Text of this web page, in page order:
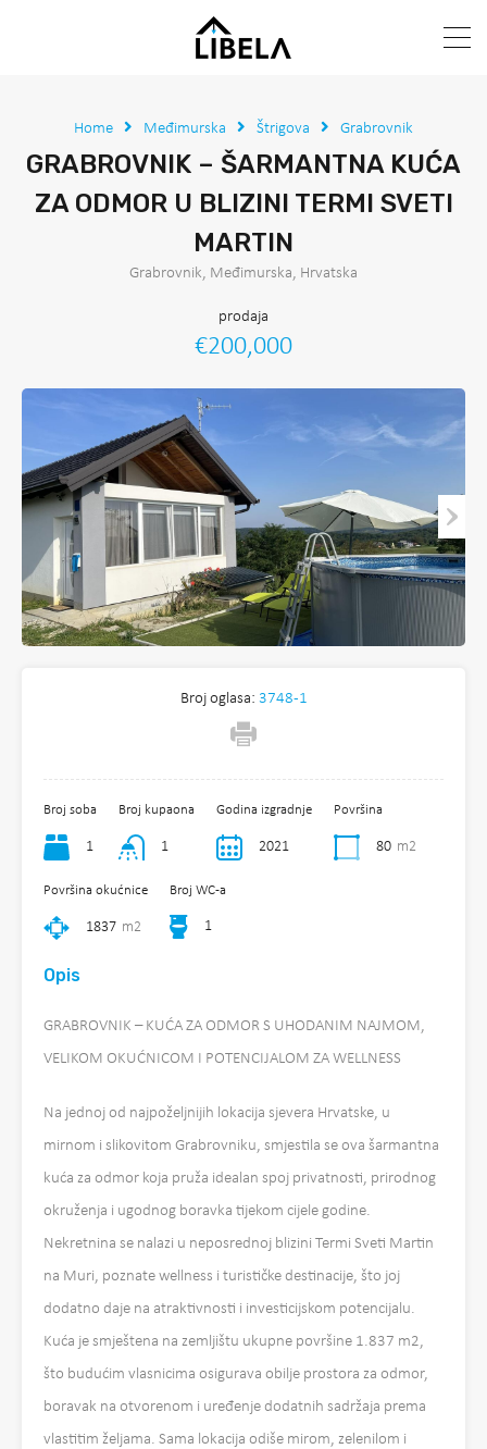
Home Međimurska Štrigova Grabrovnik
GRABROVNIK – ŠARMANTNA KUĆA
ZA ODMOR U BLIZINI TERMI SVETI
MARTIN
Grabrovnik, Međimurska, Hrvatska
prodaja
€200,000
Broj oglasa: 3748-1
Broj soba
1
Broj kupaona
1
Godina izgradnje
2021
Površina
80 m2
Površina okućnice
1837 m2
Broj WC-a
1
Opis
GRABROVNIK – KUĆA ZA ODMOR S UHODANIM NAJMOM,
VELIKOM OKUĆNICOM I POTENCIJALOM ZA WELLNESS
Na jednoj od najpoželjnijih lokacija sjevera Hrvatske, u
mirnom i slikovitom Grabrovniku, smjestila se ova šarmantna
kuća za odmor koja pruža idealan spoj privatnosti, prirodnog
okruženja i ugodnog boravka tijekom cijele godine.
Nekretnina se nalazi u neposrednoj blizini Termi Sveti Martin
na Muri, poznate wellness i turističke destinacije, što joj
dodatno daje na atraktivnosti i investicijskom potencijalu.
Kuća je smještena na zemljištu ukupne površine 1.837 m2,
što budućim vlasnicima osigurava obilje prostora za odmor,
boravak na otvorenom i uređenje dodatnih sadržaja prema
vlastitim željama. Sama lokacija odiše mirom, zelenilom i